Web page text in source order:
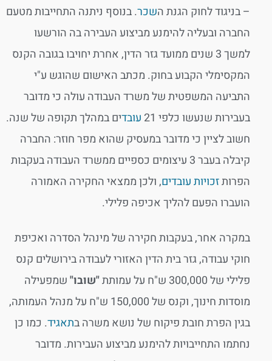
– בניגוד לחוק הגנת השכר. בנוסף ניתנה התחייבות מטעם
החברה ובעליה להימנע מביצוע העבירה בה הורשעו
למשך 3 שנים ממועד גזר הדין, אחרת יחויבו בגובה הקנס
המקסימלי הקבוע בחוק. מכתב האישום שהוגש ע"י
התביעה המשפטית של משרד העבודה עולה כי מדובר
בעבירות שנעשו כלפי 21
עובדים במהלך תקופה של שנה.
חשוב לציין כי מדובר במעסיק שהוא מפר חוזר: החברה
קיבלה בעבר 3 עיצומים כספיים ממשרד העבודה בעקבות
הפרותזכויות עובדים, ולכן ממצאי החקירה האמורה
הועברו הפעם להליך אכיפה פלילי.
במקרה אחר, בעקבות חקירה של מינהל הסדרה ואכיפת
חוקי עבודה, גזר בית הדין האזורי לעבודה בירושלים קנס
פלילי של 300,000 ש"ח על עמותת
"שובו"שמפעילה
מוסדות חינוך, וקנס של 150,000 ש"ח על מנהל העמותה,
בגין הפרת חובת פיקוח של נושא משרה בתאגיד. כמו כן
נחתמו התחייבויות להימנע מביצוע העבירות. מדובר